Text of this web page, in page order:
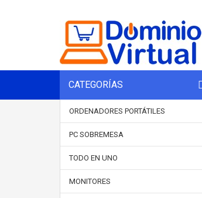
CATEGORÍAS
ORDENADORES PORTÁTILES
PC SOBREMESA
TODO EN UNO
MONITORES